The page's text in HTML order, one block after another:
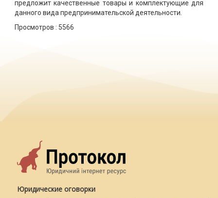
предложит качественные товары и комплектующие для
данного вида предпринимательской деятельности.
Просмотров : 5566
Юридические оговорки